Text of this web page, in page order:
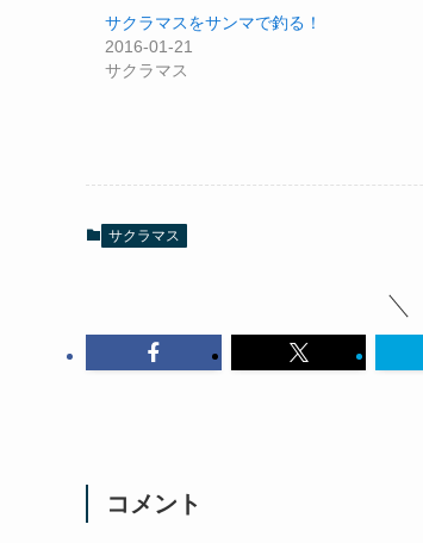
サクラマスをサンマで釣る！
2016-01-21
サクラマス
サクラマス
コメント